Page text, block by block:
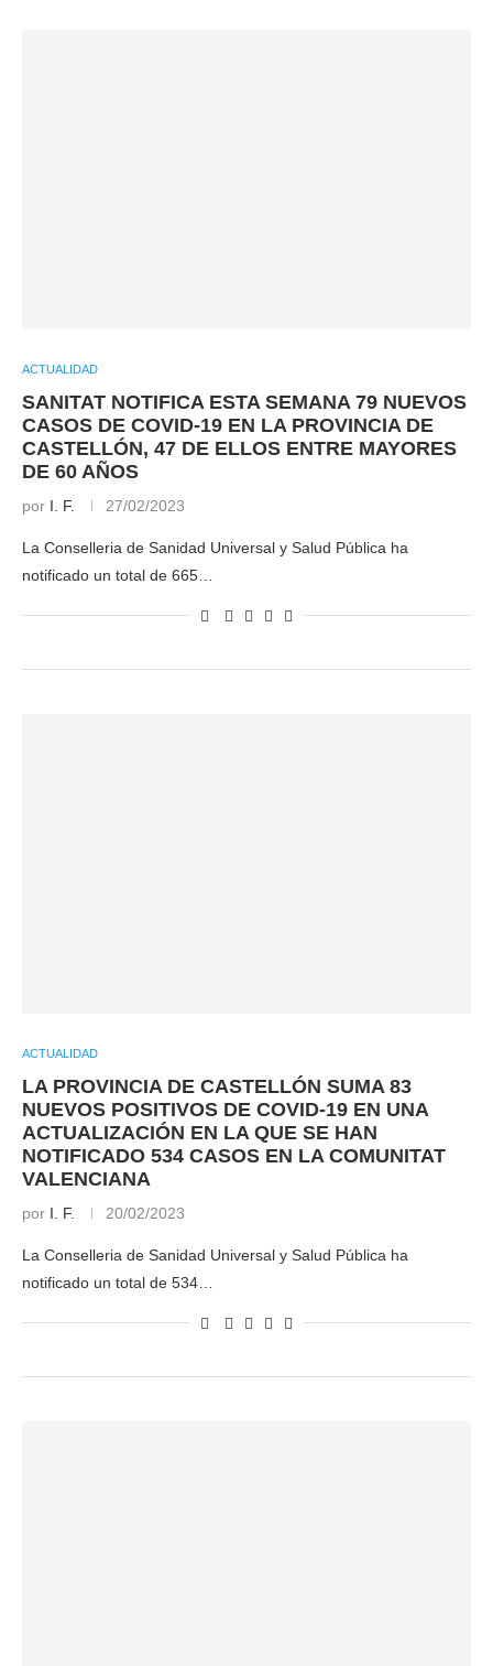
ACTUALIDAD
SANITAT NOTIFICA ESTA SEMANA 79 NUEVOS
CASOS DE COVID-19 EN LA PROVINCIA DE
CASTELLÓN, 47 DE ELLOS ENTRE MAYORES
DE 60 AÑOS
por I. F. 27/02/2023
La Conselleria de Sanidad Universal y Salud Pública ha
notificado un total de 665…
ACTUALIDAD
LA PROVINCIA DE CASTELLÓN SUMA 83
NUEVOS POSITIVOS DE COVID-19 EN UNA
ACTUALIZACIÓN EN LA QUE SE HAN
NOTIFICADO 534 CASOS EN LA COMUNITAT
VALENCIANA
por I. F. 20/02/2023
La Conselleria de Sanidad Universal y Salud Pública ha
notificado un total de 534…